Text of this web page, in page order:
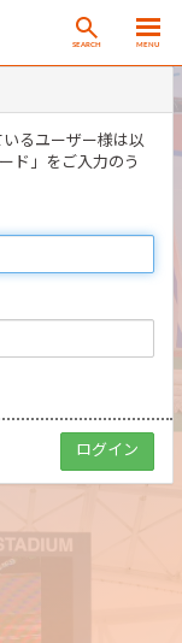
SEARCH MENU
るユーザー様は以
ド」をご入力のう